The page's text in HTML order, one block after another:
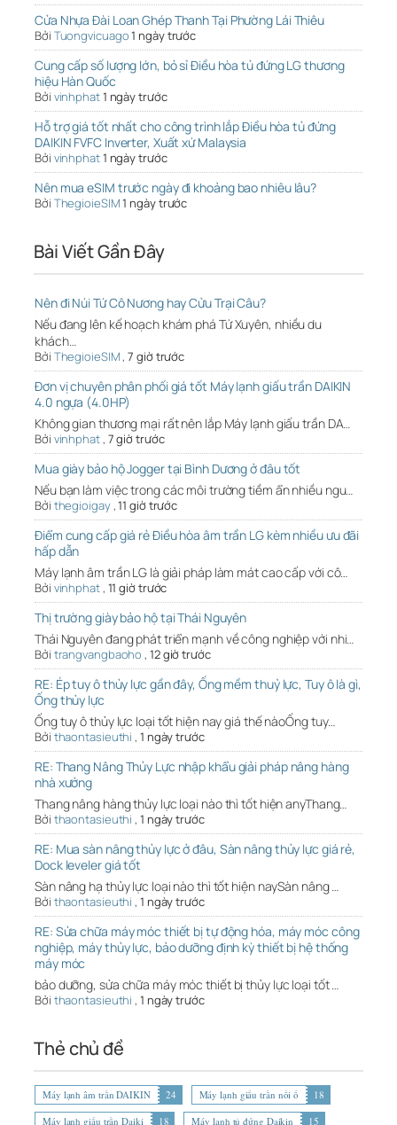
Cửa Nhựa Đài Loan Ghép Thanh Tại Phường Lái Thiêu
Bởi Tuongvicuago1 ngày trước
Cung cấp số lượng lớn, bỏ sỉ Điều hòa tủ đứng LG thương
hiệu Hàn Quốc
Bởi vinhphat1 ngày trước
Hỗ trợ giá tốt nhất cho công trình lắp Điều hòa tủ đứng
DAIKIN FVFC Inverter, Xuất xứ Malaysia
Bởi vinhphat1 ngày trước
Nên mua eSIM trước ngày đi khoảng bao nhiêu lâu?
Bởi ThegioieSIM1 ngày trước
Bài Viết Gần Đây
Nên đi Núi Tứ Cô Nương hay Cửu Trại Câu?
Nếu đang lên kế hoạch khám phá Tứ Xuyên, nhiều du
khách…
Bởi ThegioieSIM,7 giờ trước
Đơn vị chuyên phân phối giá tốt Máy lạnh giấu trần DAIKIN
4.0 ngựa (4.0HP)
Không gian thương mại rất nên lắp Máy lạnh giấu trần DA…
Bởi vinhphat, 7 giờ trước
Mua giày bảo hộ Jogger tại Bình Dương ở đâu tốt
Nếu bạn làm việc trong các môi trường tiềm ẩn nhiều ngu…
Bởi thegioigay,11 giờ trước
Điểm cung cấp giá rẻ Điều hòa âm trần LG kèm nhiều ưu đãi
hấp dẫn
Máy lạnh âm trần LG là giải pháp làm mát cao cấp với cô…
Bởi vinhphat, 11 giờ trước
Thị trường giày bảo hộ tại Thái Nguyên
Thái Nguyên đang phát triển mạnh về công nghiệp với nhi…
Bởi trangvangbaoho , 12 giờ trước
RE: Ép tuy ô thủy lực gần đây, Ống mềm thuỷ lực, Tuy ô là gì,
Ống thủy lực
Ống tuy ô thủy lực loại tốt hiện nay giá thế nàoỐng tuy…
Bởi thaontasieuthi , 1 ngày trước
RE: Thang Nâng Thủy Lực nhập khẩu giải pháp nâng hàng
nhà xưởng
Thang nâng hàng thủy lực loại nào thì tốt hiện anyThang…
Bởi thaontasieuthi , 1 ngày trước
RE: Mua sàn nâng thủy lực ở đâu, Sàn nâng thủy lực giá rẻ,
Dock leveler giá tốt
Sàn nâng hạ thủy lực loại nào thì tốt hiện naySàn nâng …
Bởi thaontasieuthi , 1 ngày trước
RE: Sửa chữa máy móc thiết bị tự động hóa, máy móc công
nghiệp, máy thủy lực, bảo dưỡng định kỳ thiết bị hệ thống
máy móc
bảo dưỡng, sửa chữa máy móc thiết bị thủy lực loại tốt …
Bởi thaontasieuthi , 1 ngày trước
Thẻ chủ đề
Máy lạnh âm trần DAIKIN 24 Máy lạnh giấu trần nối ố
18
Máy lạnh giấu trần Daiki
18 Máy lạnh tủ đứng Daikin
15